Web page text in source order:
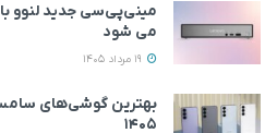
می‌ شود
بهترین گوشی‌های
۱۴۰۵